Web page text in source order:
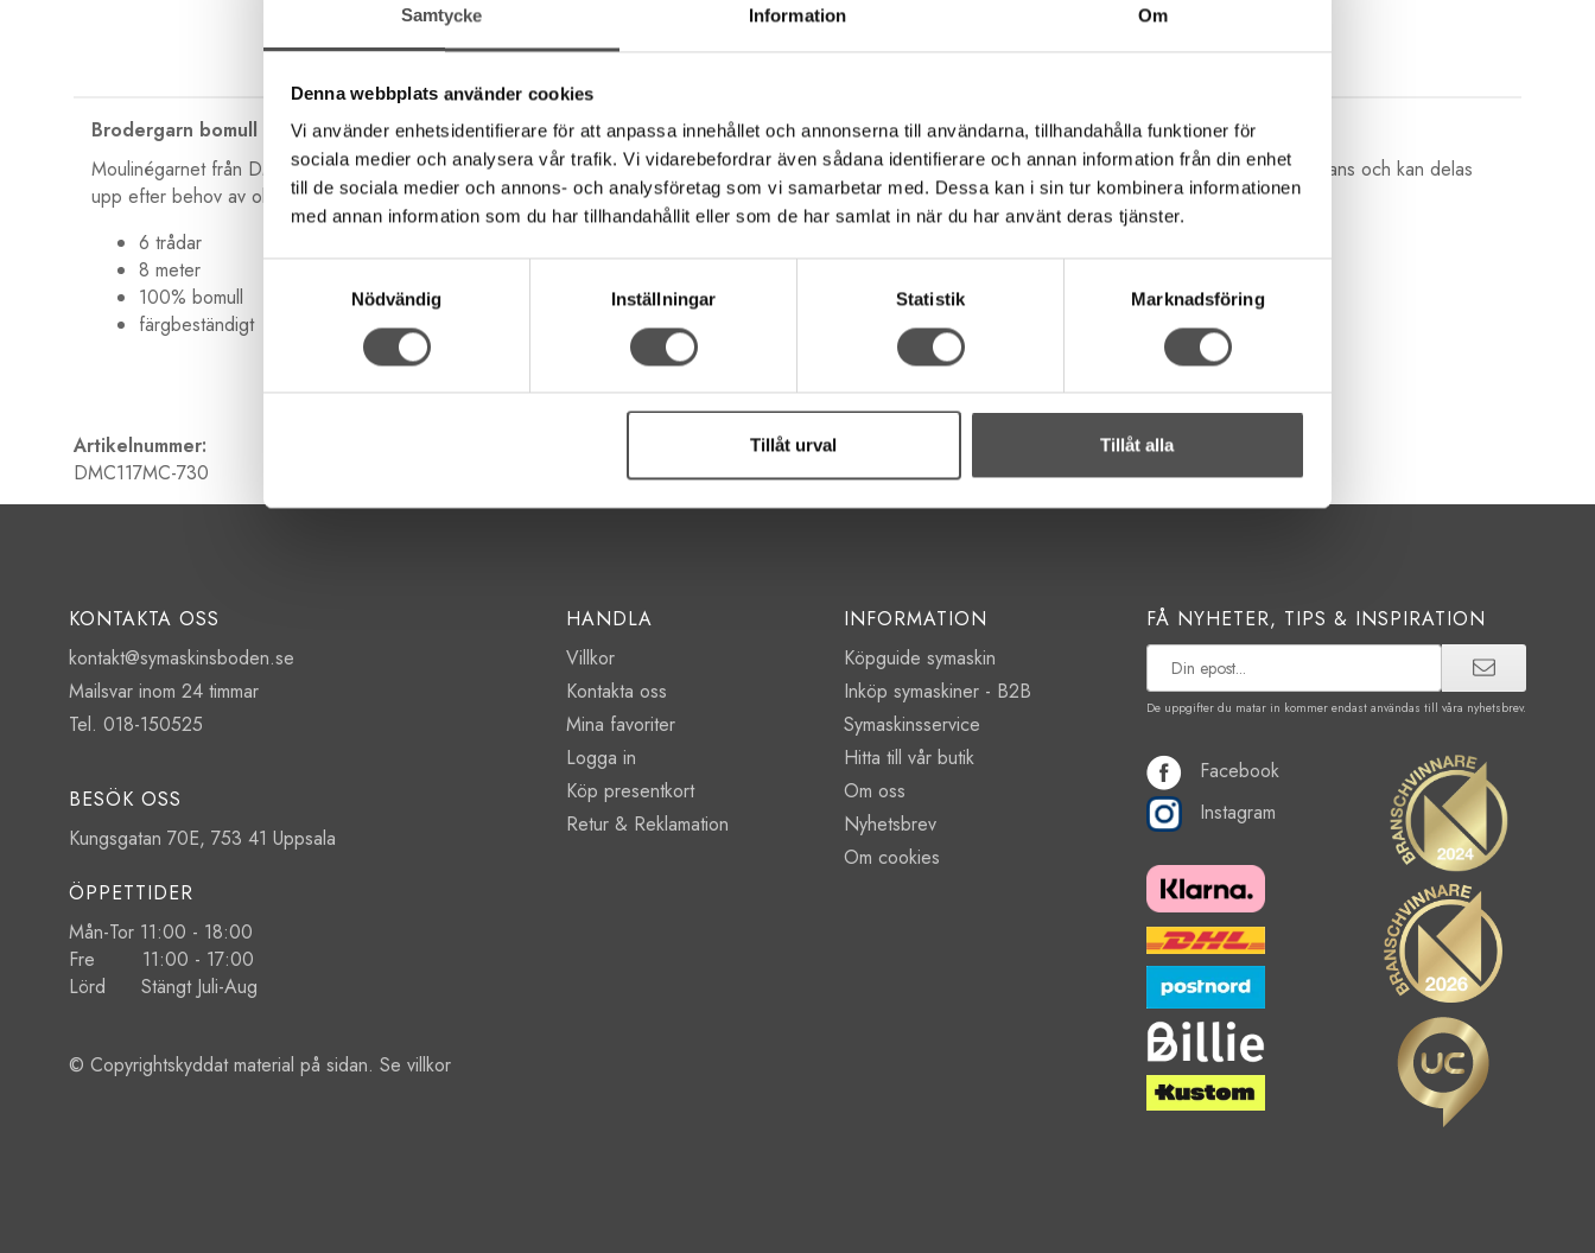
Samtycke Information Om
Denna webbplats använder cookies
Vi använder enhetsidentifierare för att anpassa innehållet och annonserna till användarna, tillhandahålla funktioner för
sociala medier och analysera vår trafik. Vi vidarebefordrar även sådana identifierare och annan information från din enhet
till de sociala medier och annons- och analysföretag som vi samarbetar med. Dessa kan i sin tur kombinera informationen
med annan information som du har tillhandahållit eller som de har samlat in när du har använt deras tjänster.
Nödvändig
Inställningar Statistik Marknadsföring
Tillåt urval Tillåt alla
Brodergarn bomull
Moulinégarnet från DMC är av hög kvalité och passar lika bra till frihandsbroderi som till korsstygnsbroderi. Det består av 6 trådar av bomull med vacker glans och kan delas
upp efter behov av olika grovlekar. Garnet är 8 meter långt och även färgbeständigt.
6 trådar
8 meter
100% bomull
färgbeständigt
Artikelnummer:
DMC117MC-730
KONTAKTA OSS
kontakt@symaskinsboden.se
Mailsvar inom 24 timmar
Tel. 018-150525
BESÖK OSS
Kungsgatan 70E, 753 41 Uppsala
ÖPPETTIDER
Mån-Tor 11:00 - 18:00
Fre 11:00 - 17:00
Lörd Stängt Juli-Aug
© Copyrightskyddat material på sidan. Se villkor
HANDLA
Villkor
Kontakta oss
Mina favoriter
Logga in
Köp presentkort
Retur & Reklamation
INFORMATION
Köpguide symaskin
Inköp symaskiner - B2B
Symaskinsservice
Hitta till vår butik
Om oss
Nyhetsbrev
Om cookies
FÅ NYHETER, TIPS & INSPIRATION
De uppgifter du matar in kommer endast användas till våra nyhetsbrev.
Facebook
Instagram